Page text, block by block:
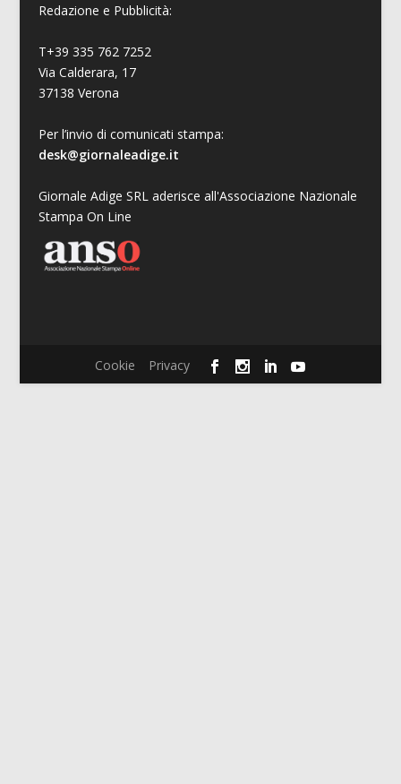
Redazione e Pubblicità:
T+39 335 762 7252
Via Calderara, 17
37138 Verona
Per l’invio di comunicati stampa:
desk@giornaleadige.it
Giornale Adige SRL aderisce all'Associazione Nazionale
Stampa On Line
Cookie Privacy